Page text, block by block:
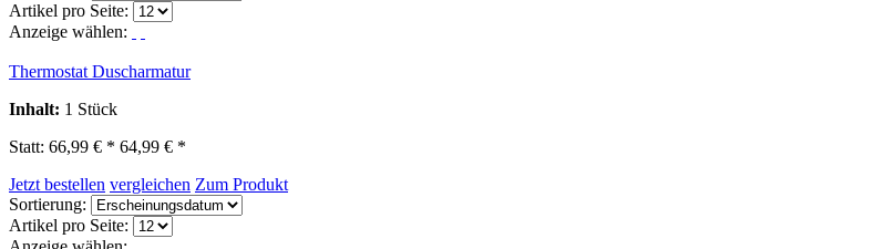
Artikel pro Seite:
Anzeige wählen:
Thermostat Duscharmatur
Inhalt: 1 Stück
Statt: 66,99 € * 64,99 € *
Jetzt bestellen vergleichen Zum Produkt
Sortierung:
Artikel pro Seite: